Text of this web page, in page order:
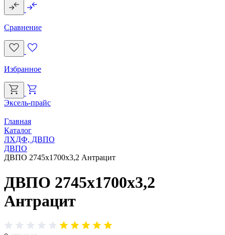
Сравнение
Избранное
Эксель-прайс
Главная
Каталог
ЛХДФ, ДВПО
ДВПО
ДВПО 2745х1700х3,2 Антрацит
ДВПО 2745х1700х3,2
Антрацит